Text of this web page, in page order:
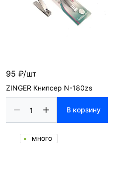
95 ₽/шт
ZINGER Книпсер N-180zs
В корзину
много